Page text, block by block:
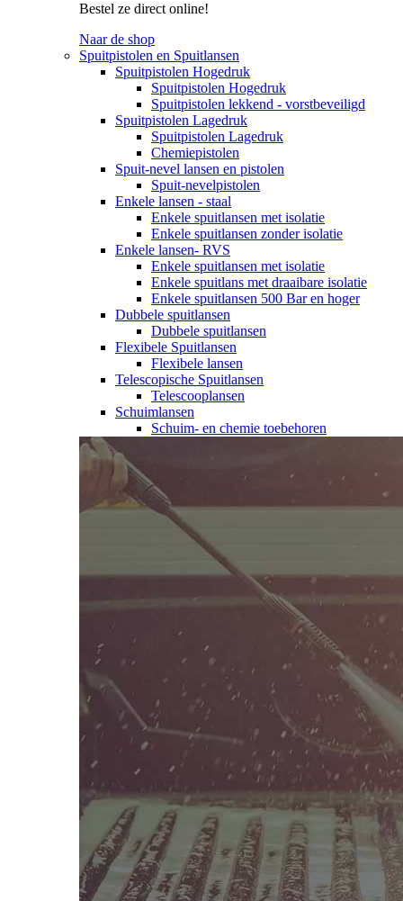
Bestel ze direct online!
Naar de shop
Spuitpistolen en Spuitlansen
Spuitpistolen Hogedruk
Spuitpistolen Hogedruk
Spuitpistolen lekkend - vorstbeveiligd
Spuitpistolen Lagedruk
Spuitpistolen Lagedruk
Chemiepistolen
Spuit-nevel lansen en pistolen
Spuit-nevelpistolen
Enkele lansen - staal
Enkele spuitlansen met isolatie
Enkele spuitlansen zonder isolatie
Enkele lansen- RVS
Enkele spuitlansen met isolatie
Enkele spuitlans met draaibare isolatie
Enkele spuitlansen 500 Bar en hoger
Dubbele spuitlansen
Dubbele spuitlansen
Flexibele Spuitlansen
Flexibele lansen
Telescopische Spuitlansen
Telescooplansen
Schuimlansen
Schuim- en chemie toebehoren